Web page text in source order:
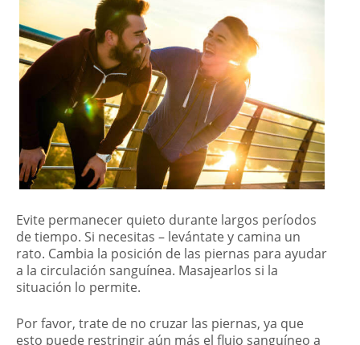
Evite permanecer quieto durante largos períodos
de tiempo. Si necesitas – levántate y camina un
rato. Cambia la posición de las piernas para ayudar
a la circulación sanguínea. Masajearlos si la
situación lo permite.
Por favor, trate de no cruzar las piernas, ya que
esto puede restringir aún más el flujo sanguíneo a